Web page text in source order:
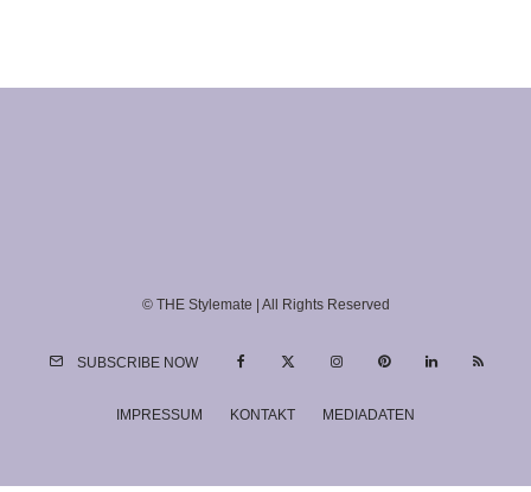
© THE Stylemate | All Rights Reserved
SUBSCRIBE NOW
IMPRESSUM KONTAKT MEDIADATEN